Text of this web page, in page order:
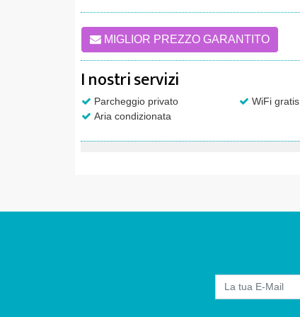
MIGLIOR PREZZO GARANTITO
I nostri servizi
Parcheggio privato
WiFi gratis
Aria condizionata